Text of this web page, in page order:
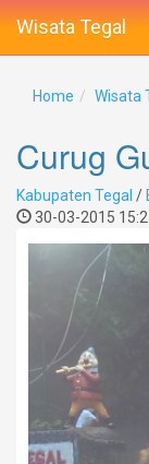
Wisata Tegal
Home Wisata
Curug
Kabupaten Tegal /
30-03-2015